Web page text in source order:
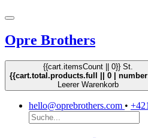
Opre Brothers
{{cart.itemsCount || 0}} St.
{{cart.total.products.full || 0 |
Leerer Warenkorb
hello@oprebrothers.com •